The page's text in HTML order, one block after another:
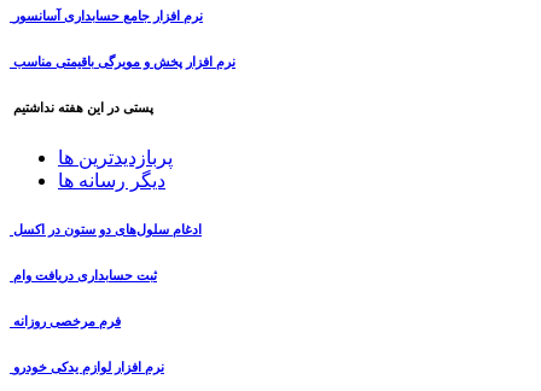
نرم افزار جامع حسابداری آسانسور
نرم افزار پخش و مویرگی باقیمتی مناسب
پستی در این هفته نداشتیم
پربازدیدترین ها
دیگر رسانه ها
ادغام سلول‌های دو ستون در اکسل
ثبت حسابداری دریافت وام
فرم مرخصی روزانه
نرم افزار لوازم یدکی خودرو